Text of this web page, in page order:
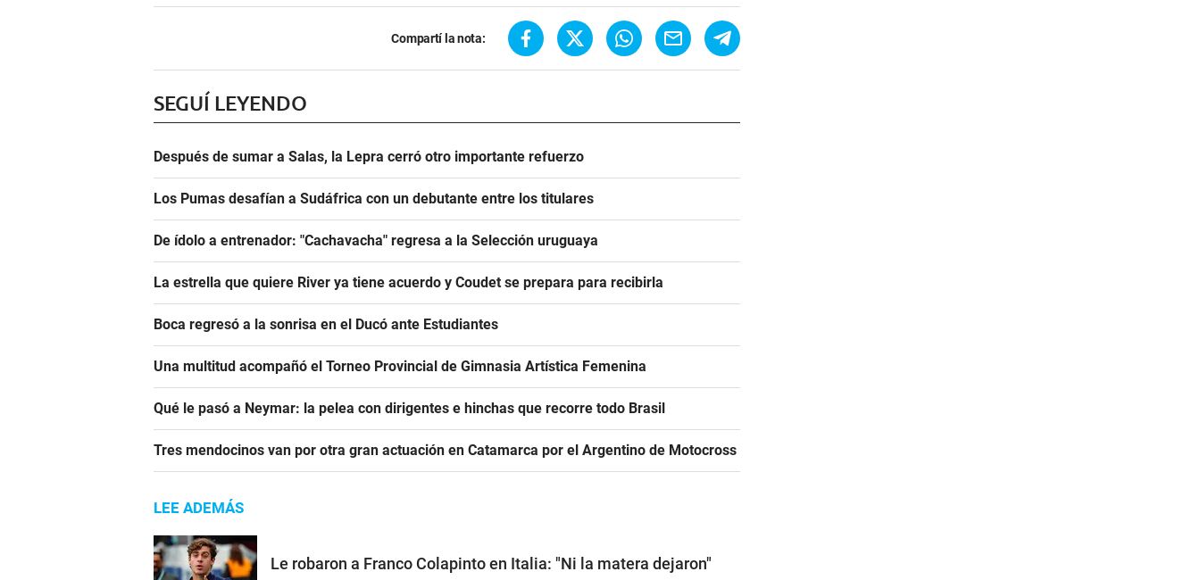
Compartí la nota:
SEGUÍ LEYENDO
Después de sumar a Salas, la Lepra cerró otro importante refuerzo
Los Pumas desafían a Sudáfrica con un debutante entre los titulares
De ídolo a entrenador: "Cachavacha" regresa a la Selección uruguaya
La estrella que quiere River ya tiene acuerdo y Coudet se prepara para recibirla
Boca regresó a la sonrisa en el Ducó ante Estudiantes
Una multitud acompañó el Torneo Provincial de Gimnasia Artística Femenina
Qué le pasó a Neymar: la pelea con dirigentes e hinchas que recorre todo Brasil
Tres mendocinos van por otra gran actuación en Catamarca por el Argentino de Motocross
LEE ADEMÁS
Le robaron a Franco Colapinto en Italia: "Ni la matera dejaron"